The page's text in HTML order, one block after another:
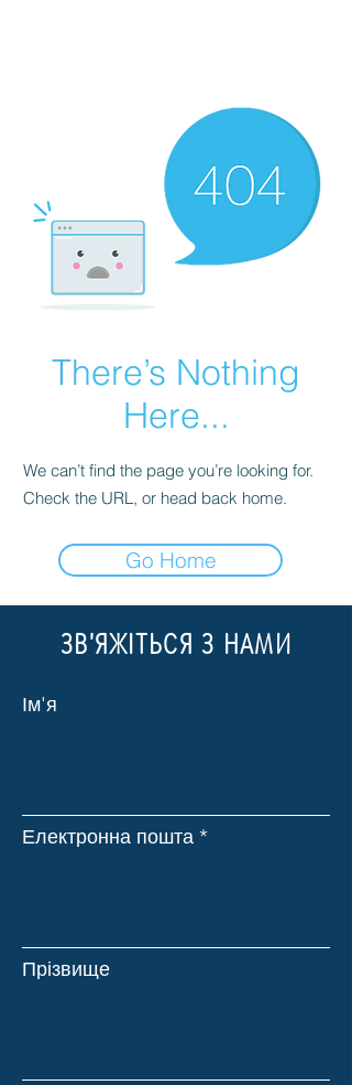
There’s Nothing
Here...
We can’t find the page you’re looking for.
Check the URL, or head back home.
Go Home
ЗВ'ЯЖІТЬСЯ З НАМИ
Ім'я
Електронна пошта
Прізвище